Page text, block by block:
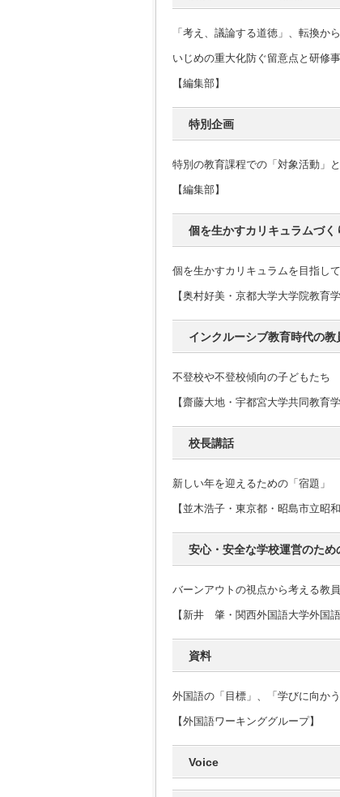
「考え、議論する道徳」、転換か
いじめの重大化防ぐ留意点と研修
【編集部】
特別企画
特別の教育課程での「対象活動」
【編集部】
個を生かすカリキュラムづく
個を生かすカリキュラムを目指して
【奥村好美・京都大学大学院教育
インクルーシブ教育時代の教
不登校や不登校傾向の子どもたち
【齋藤大地・宇都宮大学共同教育
校長講話
新しい年を迎えるための「宿題」
【並木浩子・東京都・昭島市立昭
安心・安全な学校運営のため
バーンアウトの視点から考える教
【新井 肇・関西外国語大学外国
資料
外国語の「目標」、「学びに向か
【外国語ワーキンググループ】
Voice